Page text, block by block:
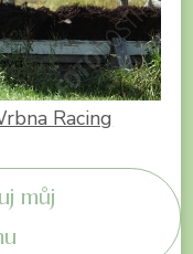
Racing
můj